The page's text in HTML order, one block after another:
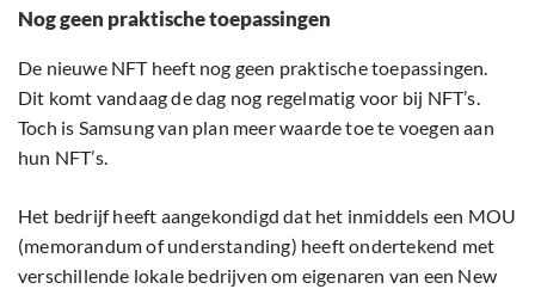
Nog geen praktische toepassingen
De nieuwe NFT heeft nog geen praktische toepassingen.
Dit komt vandaag de dag nog regelmatig voor bij NFT’s.
Toch is Samsung van plan meer waarde toe te voegen aan
hun NFT’s.
Het bedrijf heeft aangekondigd dat het inmiddels een MOU
(memorandum of understanding) heeft ondertekend met
verschillende lokale bedrijven om eigenaren van een New